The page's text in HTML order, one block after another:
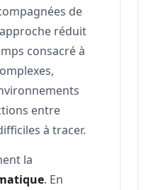
de
réduit
consacré à
entre
à tracer.
la
. En